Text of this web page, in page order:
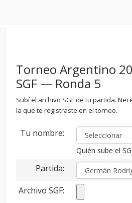
Torneo Argentino
SGF — Ronda 5
Subí el archivo SGF de tu partida.
la que te registraste en el torneo.
Tu nombre:
Quién sube el
Partida:
Archivo SGF: